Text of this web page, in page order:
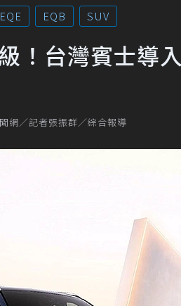
EQE EQB SUV
！台灣賓士導
網／記者張振群／綜合報導